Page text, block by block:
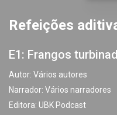
Refeições
E1: Frangos
Autor: Vários autores
Narrador: Vários narradores
Editora: UBK Podcast